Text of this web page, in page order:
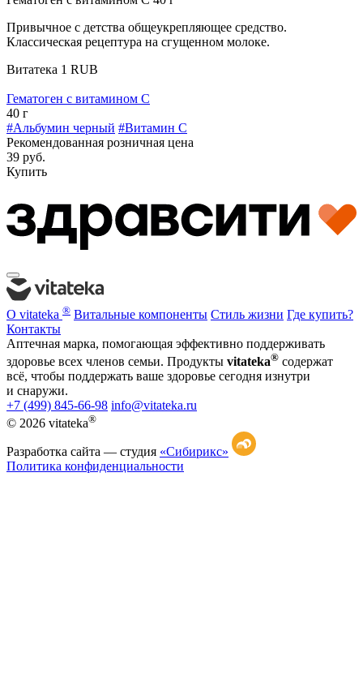
Привычное с детства общеукрепляющее средство.
Классическая рецептура на сгущенном молоке.
Витатека 1 RUB
Гематоген с витамином С
40 г
#Альбумин черный #Витамин C
Рекомендованная розничная цена
39 руб.
Купить
О vitateka ® Витальные компоненты Стиль жизни Где купить?
Контакты
Аптечная марка, помогающая эффективно поддерживать
здоровье всех членов семьи. Продукты vitateka® содержат
всё, чтобы поддержать ваше здоровье сегодня изнутри
и снаружи.
+7 (499) 845-66-98 info@vitateka.ru
© 2026 vitateka®
Разработка сайта — студия «Сибирикс»
Политика конфиденциальности